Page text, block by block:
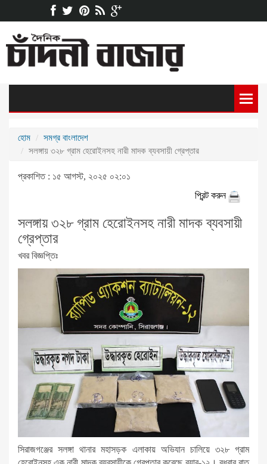
হোম
সমগ্র বাংলাদেশ
সলঙ্গায় ৩২৮ গ্রাম হেরোইনসহ নারী মাদক ব্যবসায়ী গ্রেপ্তার
প্রকাশিত : ১৫ আগস্ট, ২০২৫ ০২:০১
প্রিন্ট করুন
সলঙ্গায় ৩২৮ গ্রাম হেরোইনসহ নারী মাদক ব্যবসায়ী
গ্রেপ্তার
খবর বিজ্ঞপ্তিঃ
সিরাজগঞ্জের সলঙ্গা থানার মহাসড়ক এলাকায় অভিযান চালিয়ে ৩২৮ গ্রাম